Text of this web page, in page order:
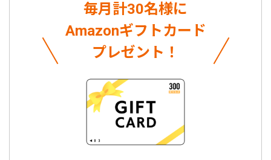
毎月計30名様に
Amazonギフトカード
プレゼント！